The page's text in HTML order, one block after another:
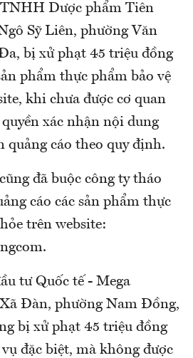
Dược phẩm Tiên
Sỹ Liên, phường Văn
bị xử phạt 45 triệu đồng
phẩm thực phẩm bảo vệ
khi chưa được cơ quan
xác nhận nội dung
cáo theo quy định.
đã buộc công ty tháo
cáo các sản phẩm thực
trên website:
tư Quốc tế - Mega
Đàn, phường Nam Đồng,
bị xử phạt 45 triệu đồng
đặc biệt, mà không được